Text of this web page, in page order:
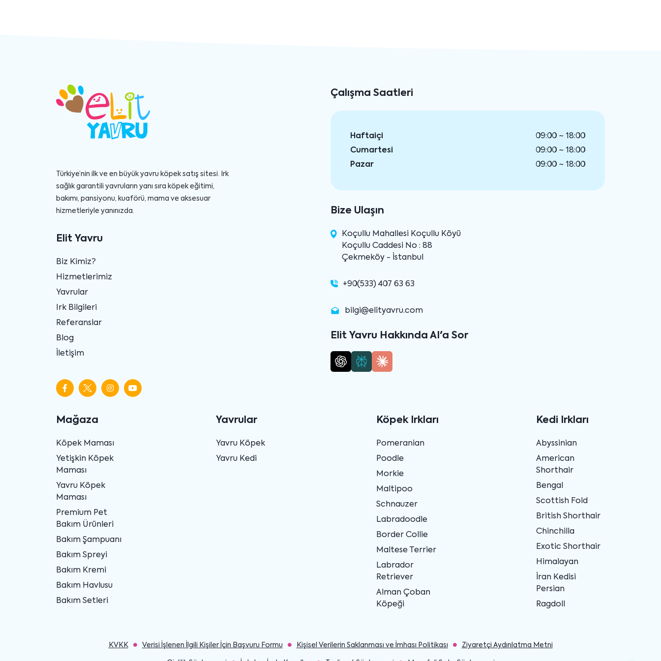
Türkiye’nin ilk ve en büyük yavru köpek satış sitesi. Irk
sağlık garantili yavruların yanı sıra köpek eğitimi,
bakımı, pansiyonu, kuaförü, mama ve aksesuar
hizmetleriyle yanınızda.
Elit Yavru
Biz Kimiz?
Hizmetlerimiz
Yavrular
Irk Bilgileri
Referanslar
Blog
İletişim
Mağaza
Köpek Maması
Yetişkin Köpek
Maması
Yavru Köpek
Maması
Premium Pet
Bakım Ürünleri
Bakım Şampuanı
Bakım Spreyi
Bakım Kremi
Bakım Havlusu
Bakım Setleri
Yavrular
Yavru Köpek
Yavru Kedi
Köpek Irkları
Pomeranian
Poodle
Morkie
Maltipoo
Schnauzer
Labradoodle
Border Collie
Maltese Terrier
Labrador
Retriever
Alman Çoban
Köpeği
Kedi Irkları
Abyssinian
American
Shorthair
Bengal
Scottish Fold
British Shorthair
Chinchilla
Exotic Shorthair
Himalayan
İran Kedisi
Persian
Ragdoll
Çalışma Saatleri
Haftaiçi
09:00 ~ 18:00
Cumartesi
09:00 ~ 18:00
Pazar
09:00 ~ 18:00
Bize Ulaşın
Koçullu Mahallesi Koçullu Köyü
Koçullu Caddesi No : 88
Çekmeköy - İstanbul
+90(533) 407 63 63
bilgi@elityavru.com
Elit Yavru Hakkında AI'a Sor
KVKK Verisi İşlenen İlgili Kişiler İçin Başvuru Formu Kişisel Verilerin Saklanması ve İmhası Politikası Ziyaretçi Aydınlatma Metni